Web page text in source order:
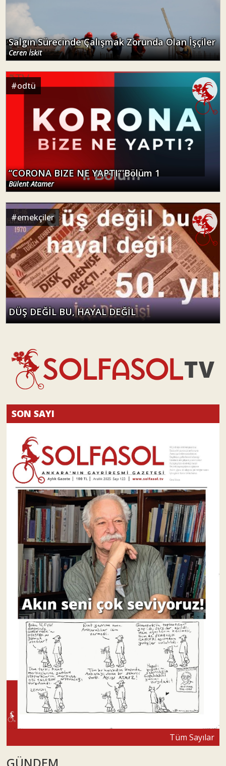
Salgın Sürecinde Çalışmak Zorunda Olan İşçiler
Ceren İskit
#odtü
“CORONA BIZE NE YAPTI” Bölüm 1
Bülent Atamer
#emekçiler
DÜŞ DEĞİL BU, HAYAL DEĞİL
SON SAYI
Tüm Sayılar